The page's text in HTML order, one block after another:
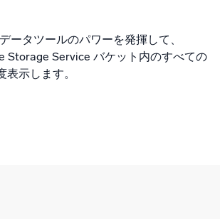
ータツールのパワーを発揮して、
Storage Service バケット内のすべての
表示します。